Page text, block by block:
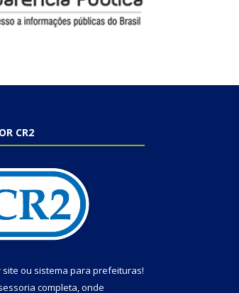
CR2
site ou sistema para prefeituras!
completa, onde